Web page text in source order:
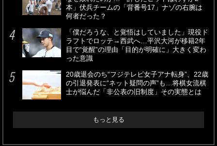
本」伏兵チームの「背番号17」ナゾの右腕は
何者だった？
「僕だろうな、と覚悟はしていました」現役ド
ラフトでロッテ→西武へ…平沢大河が移籍2年
目で“覚醒”の理由「目的が明確に」大きく変わ
った意識
20歳退会のち“フジテレビ女子アナ転身”、22歳
の引退発表に“ネット疑問の声”も…将棋女流棋
士が悩んだ「非公表の旧制度」その実態とは
もっと見る